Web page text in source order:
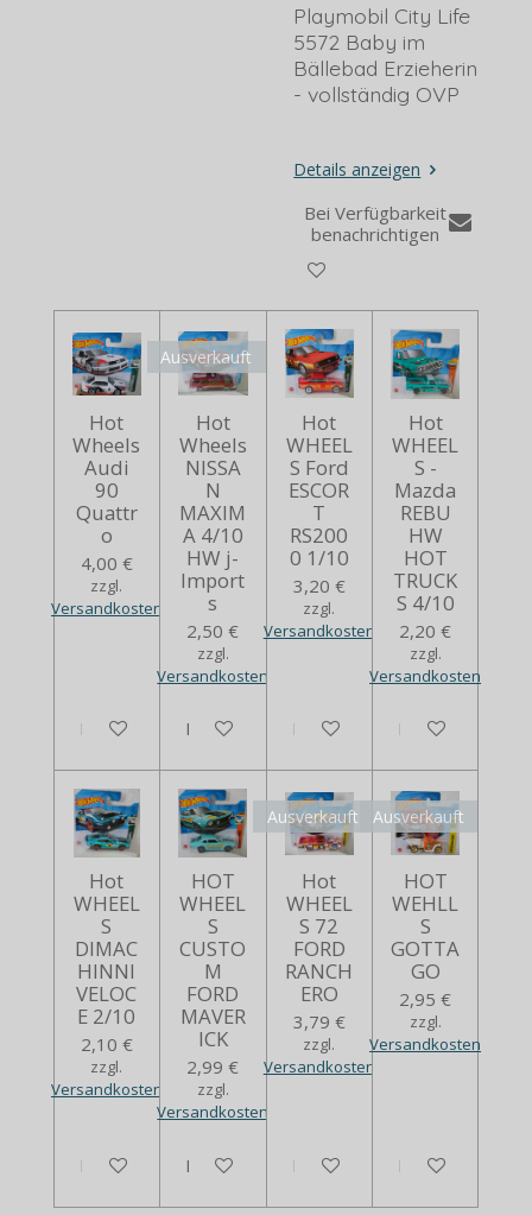
Playmobil City Life
5572 Baby im
Bällebad Erzieherin
- vollständig OVP
Details anzeigen
Bei Verfügbarkeit
benachrichtigen
Hot
Wheels
Audi
90
Quattr
o
4,00 €
zzgl.
Versandkosten
In den Warenkorb
Ausverkauft
Hot
Wheels
NISSA
N
MAXIM
A 4/10
HW j-
Import
s
2,50 €
zzgl.
Versandkosten
Bei Verfügbarkeit benachrichtigen
Hot
WHEEL
S Ford
ESCOR
T
RS200
0 1/10
3,20 €
zzgl.
Versandkosten
In den Warenkorb
Hot
WHEEL
S -
Mazda
REBU
HW
HOT
TRUCK
S 4/10
2,20 €
zzgl.
Versandkosten
In den
Hot
WHEEL
S
DIMAC
HINNI
VELOC
E 2/10
2,10 €
zzgl.
Versandkosten
In den Warenkorb
HOT
WHEEL
S
CUSTO
M
FORD
MAVER
ICK
2,99 €
zzgl.
Versandkosten
In den Warenkorb
Ausverkauft
Hot
WHEEL
S 72
FORD
RANCH
ERO
3,79 €
zzgl.
Versandkosten
Bei Verfügbarkeit
Ausverkauft
HOT
WEHLL
S
GOTTA
GO
2,95 €
zzgl.
Versandkosten
Bei